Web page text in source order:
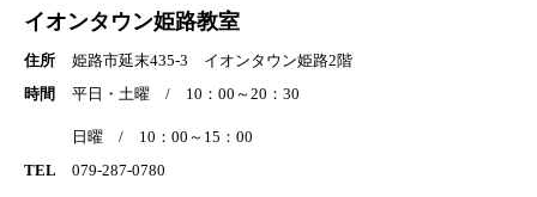
イオンタウン姫路教室
住所
姫路市延末435-3 イオンタウン姫路2階
時間
平日・土曜 / 10：00～20：30
日曜 / 10：00～15：00
TEL
079-287-0780